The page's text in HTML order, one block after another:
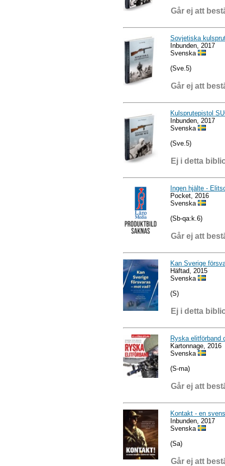
Går ej att
Sovjetiska
Inbunden, 2017
Svenska
(Sve.5)
Går ej att
Kulsprutepistol
Inbunden, 2017
Svenska
(Sve.5)
Ej i detta
Ingen hjälte -
Pocket, 2016
Svenska
(Sb-qa:k.6)
Går ej att
Kan Sverige
Häftad, 2015
Svenska
(S)
Ej i detta
Ryska elitförband
Kartonnage, 2016
Svenska
(S-ma)
Går ej att
Kontakt - en
Inbunden, 2017
Svenska
(Sa)
Går ej att